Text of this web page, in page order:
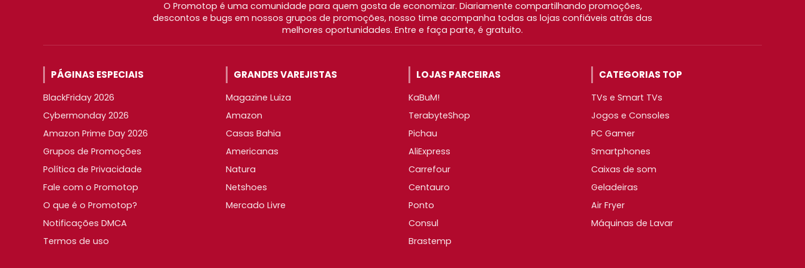
O Promotop é uma comunidade para quem gosta de economizar. Diariamente compartilhando promoções,
descontos e bugs em nossos grupos de promoções, nosso time acompanha todas as lojas confiáveis atrás das
melhores oportunidades. Entre e faça parte, é gratuito.
PÁGINAS ESPECIAIS
BlackFriday 2026
Cybermonday 2026
Amazon Prime Day 2026
Grupos de Promoções
Política de Privacidade
Fale com o Promotop
O que é o Promotop?
Notificações DMCA
Termos de uso
GRANDES VAREJISTAS
Magazine Luiza
Amazon
Casas Bahia
Americanas
Natura
Netshoes
Mercado Livre
LOJAS PARCEIRAS
KaBuM!
TerabyteShop
Pichau
AliExpress
Carrefour
Centauro
Ponto
Consul
Brastemp
CATEGORIAS TOP
TVs e Smart TVs
Jogos e Consoles
PC Gamer
Smartphones
Caixas de som
Geladeiras
Air Fryer
Máquinas de Lavar